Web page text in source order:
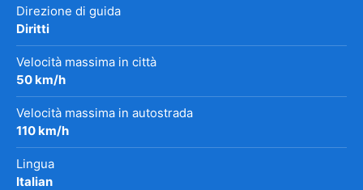
Direzione di guida
Diritti
Velocità massima in città
50 km/h
Velocità massima in autostrada
110 km/h
Lingua
Italian